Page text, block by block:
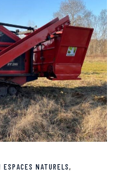
NATURELS,